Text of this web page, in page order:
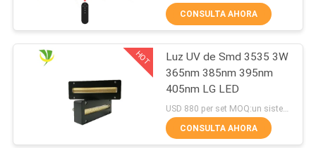
CONTROL
CALIDADPunto
ULTRAVIOLETA del
ULTRAVIOLETA
germicida 150W
CONSULTA AHORA
HOT
Luz UV de Smd 3535 3W
365nm 385nm 395nm
405nm LG LED
CONSULTA AHORA